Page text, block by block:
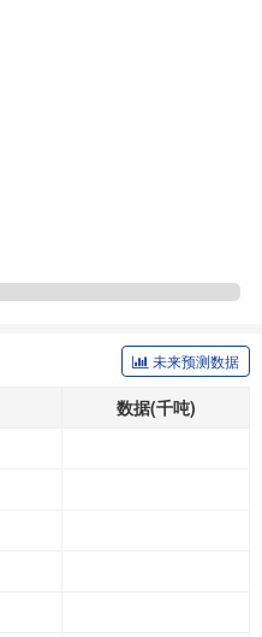
未来预测数据
数据(千吨)